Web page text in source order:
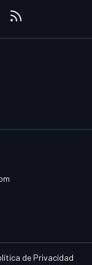
de Privacidad